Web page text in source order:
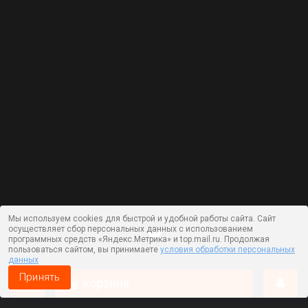
Мы используем cookies для быстрой и удобной работы сайта. Сайт
осуществляет сбор персональных данных с использованием
программных средств «Яндекс.Метрика» и top.mail.ru. Продолжая
пользоваться сайтом, вы принимаете условия обработки персональных
данных
Принять